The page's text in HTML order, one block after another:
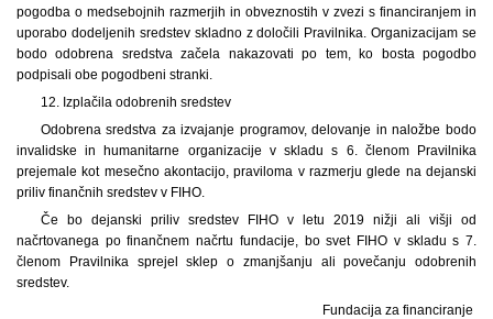
pogodba o medsebojnih razmerjih in obveznostih v zvezi s financiranjem in
uporabo dodeljenih sredstev skladno z določili Pravilnika. Organizacijam se
bodo odobrena sredstva začela nakazovati po tem, ko bosta pogodbo
podpisali obe pogodbeni stranki.
12. Izplačila odobrenih sredstev
Odobrena sredstva za izvajanje programov, delovanje in naložbe bodo
invalidske in humanitarne organizacije v skladu s 6. členom Pravilnika
prejemale kot mesečno akontacijo, praviloma v razmerju glede na dejanski
priliv finančnih sredstev v FIHO.
Če bo dejanski priliv sredstev FIHO v letu 2019 nižji ali višji od
načrtovanega po finančnem načrtu fundacije, bo svet FIHO v skladu s 7.
členom Pravilnika sprejel sklep o zmanjšanju ali povečanju odobrenih
sredstev.
Fundacija za financiranje